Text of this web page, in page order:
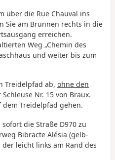
über die Rue Chauval ins
Sie am Brunnen rechts in die
erreichen.
Weg „Chemin des
und weiter bis zum
Treidelpfad ab, ohne den
Schleuse Nr. 15 von Braux.
dem Treidelpfad gehen.
die Straße D970 zu
Bibracte Alésia (gelb-
leicht links am Rand des